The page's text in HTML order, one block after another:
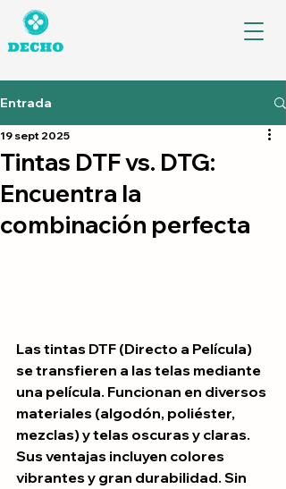
Entrada
Tintas DTF vs. DTG:
Encuentra la
combinación perfecta
19 sept 2025
Las tintas DTF (Directo a Película)
se transfieren a las telas mediante
una película. Funcionan en diversos
materiales (algodón, poliéster,
mezclas) y telas oscuras y claras.
Sus ventajas incluyen colores
vibrantes y gran durabilidad. Sin